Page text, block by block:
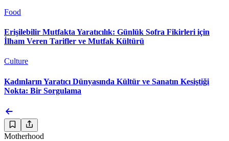
Food
Erişilebilir Mutfakta Yaratıcılık: Günlük Sofra Fikirleri için
İlham Veren Tarifler ve Mutfak Kültürü
Culture
Kadınların Yaratıcı Dünyasında Kültür ve Sanatın Kesiştiği
Nokta: Bir Sorgulama
Motherhood